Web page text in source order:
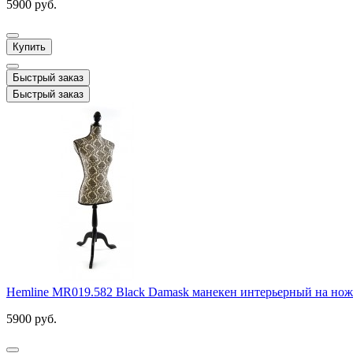
5900 руб.
Купить
Быстрый заказ
Быстрый заказ
Hemline MR019.582 Black Damask манекен интерьерный на
5900 руб.